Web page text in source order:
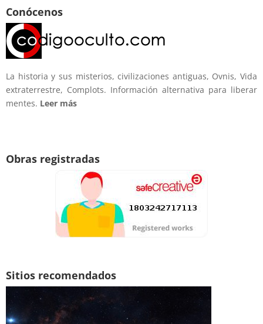
Conócenos
La historia y sus misterios, civilizaciones antiguas, Ovnis, Vida
extraterrestre, Complots. Información alternativa para liberar
mentes. Leer más
Obras registradas
Sitios recomendados